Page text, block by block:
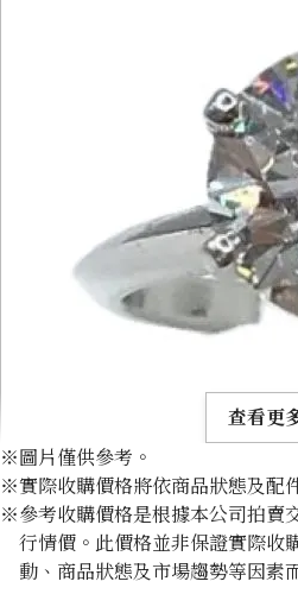
Tiffany solitaire ring 2.67ct
查看更
※圖片僅供參考。
※實際收購價格將依商品狀態及配
※參考收購價格是根據本公司拍賣
行情價。此價格並非保證實際收
動、商品狀態及市場趨勢等因素